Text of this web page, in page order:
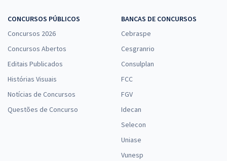
CONCURSOS PÚBLICOS
Concursos 2026
Concursos Abertos
Editais Publicados
Histórias Visuais
Notícias de Concursos
Questões de Concurso
BANCAS DE CONCURSOS
Cebraspe
Cesgranrio
Consulplan
FCC
FGV
Idecan
Selecon
Uniase
Vunesp